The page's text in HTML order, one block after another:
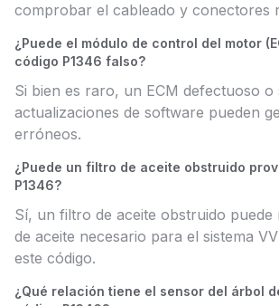
comprobar el cableado y conectores
¿Puede el módulo de control del motor
código P1346 falso?
Si bien es raro, un ECM defectuoso o
actualizaciones de software pueden
erróneos.
¿Puede un filtro de aceite obstruido
P1346?
Sí, un filtro de aceite obstruido
de aceite necesario para el sistema
este código.
¿Qué relación tiene el sensor del árbol